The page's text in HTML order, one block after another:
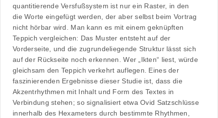
quantitierende Versfußsystem ist nur ein Raster, in den
die Worte eingefügt werden, der aber selbst beim Vortrag
nicht hörbar wird. Man kann es mit einem geknüpften
Teppich vergleichen: Das Muster entsteht auf der
Vorderseite, und die zugrundeliegende Struktur lässt sich
auf der Rückseite noch erkennen. Wer „Ikten“ liest, würde
gleichsam den Teppich verkehrt auflegen. Eines der
faszinierenden Ergebnisse dieser Studie ist, dass die
Akzentrhythmen mit Inhalt und Form des Textes in
Verbindung stehen; so signalisiert etwa Ovid Satzschlüsse
innerhalb des Hexameters durch bestimmte Rhythmen,